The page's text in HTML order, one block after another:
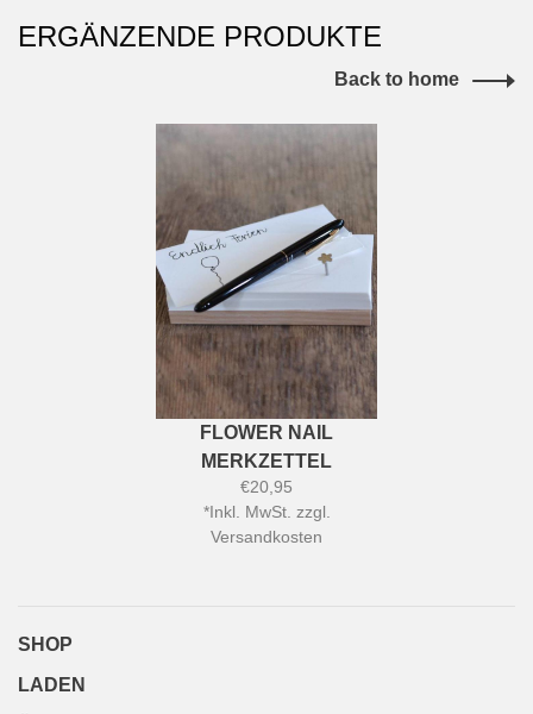
ERGÄNZENDE PRODUKTE
Back to home
FLOWER NAIL
MERKZETTEL
€20,95
*Inkl. MwSt. zzgl.
Versandkosten
SHOP
LADEN